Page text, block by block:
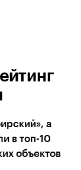
а
в топ-10
объектов